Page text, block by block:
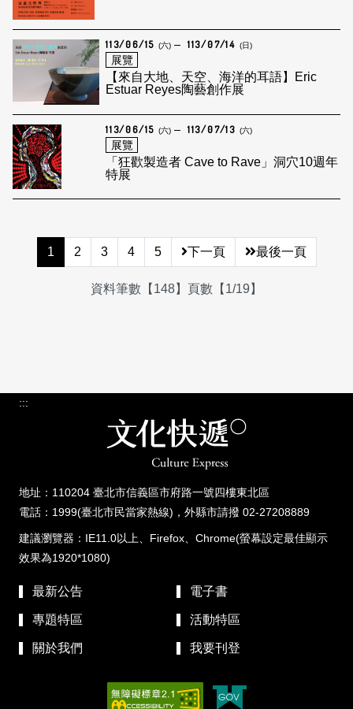
113/06/15 (六) 113/07/14 (日)
展覽
【來自大地、天空、海洋的耳語】Eric
Estuar Reyes陶藝創作展
113/06/15 (六) 113/07/13 (六)
展覽
「狂歡製造者 Cave to Rave」洞穴10週年
特展
1 2 3 4 5 下一頁 最後一頁
資料筆數【148】頁數【1/19】
:::
地址：110204 臺北市信義區市府路一號四樓東北區
電話：1999(臺北市民當家熱線)，外縣市請撥 02-27208889
建議瀏覽器：IE11.0以上、Firefox、Chrome(螢幕設定最佳顯示
效果為1920*1080)
最新公告 電子書
專題特區 活動特區
關於我們 我要刊登